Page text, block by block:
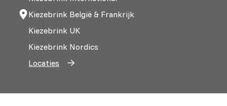
Kiezebrink België & Frankrijk
Kiezebrink UK
Kiezebrink Nordics
Locaties